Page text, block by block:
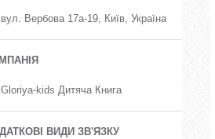
вул. Вербова 17а-19, Київ, Україна
Gloriya-kids Дитяча Книга